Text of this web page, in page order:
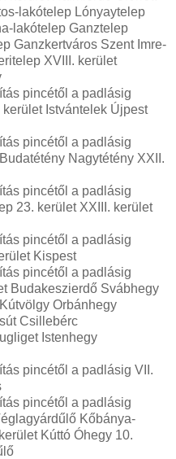
lakótelep Lónyaytelep
lakótelep Ganztelep
Ganzkertváros Szent Imre-
XVIII. kerület
pincétől a padlásig
Istvántelek Újpest
pincétől a padlásig
Nagytétény XXII.
pincétől a padlásig
23. kerület XXIII. kerület
pincétől a padlásig
Kispest
pincétől a padlásig
Budakeszierdő Svábhegy
Orbánhegy
Csillebérc
Istenhegy
pincétől a padlásig VII.
pincétől a padlásig
Kőbánya-
Kúttó Óhegy 10.